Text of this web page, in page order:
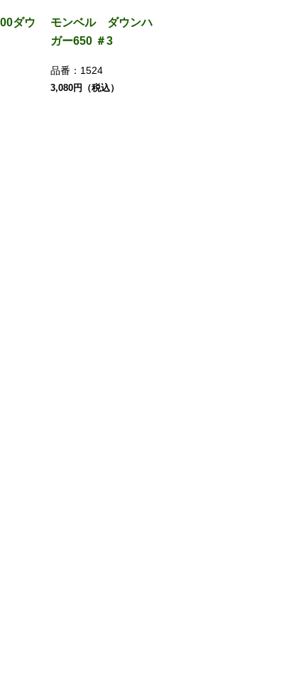
ダウ
モンベル ダウンハ
ガー650 ＃3
品番： 1524
3,080円（税込）